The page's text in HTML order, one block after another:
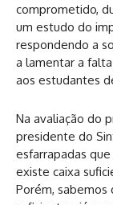
comprometido,
um estudo do
respondendo a
a lamentar a
aos estudantes
Na avaliação do
presidente do
esfarrapadas
existe caixa
Porém, sabemos